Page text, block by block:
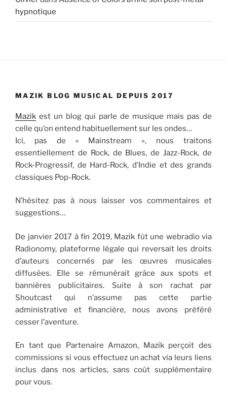
hypnotique
MAZIK BLOG MUSICAL DEPUIS 2017
Mazik est un blog qui parle de musique mais pas de
celle qu’on entend habituellement sur les ondes…
Ici, pas de « Mainstream », nous traitons
essentiellement de Rock, de Blues, de Jazz-Rock, de
Rock-Progressif, de Hard-Rock, d’Indie et des grands
classiques Pop-Rock.
N’hésitez pas à nous laisser vos commentaires et
suggestions…
De janvier 2017 à fin 2019, Mazik fût une webradio via
Radionomy, plateforme légale qui reversait les droits
d’auteurs concernés par les œuvres musicales
diffusées. Elle se rémunérait grâce aux spots et
bannières publicitaires. Suite à son rachat par
Shoutcast qui n’assume pas cette partie
administrative et financière, nous avons préféré
cesser l’aventure.
En tant que Partenaire Amazon, Mazik perçoit des
commissions si vous effectuez un achat via leurs liens
inclus dans nos articles, sans coût supplémentaire
pour vous.